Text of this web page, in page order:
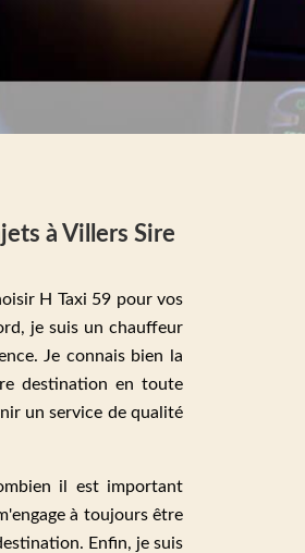
à Villers Sire
H Taxi 59 pour vos
je suis un chauffeur
Je connais bien la
destination en toute
un service de qualité
il est important
à toujours être
Enfin, je suis